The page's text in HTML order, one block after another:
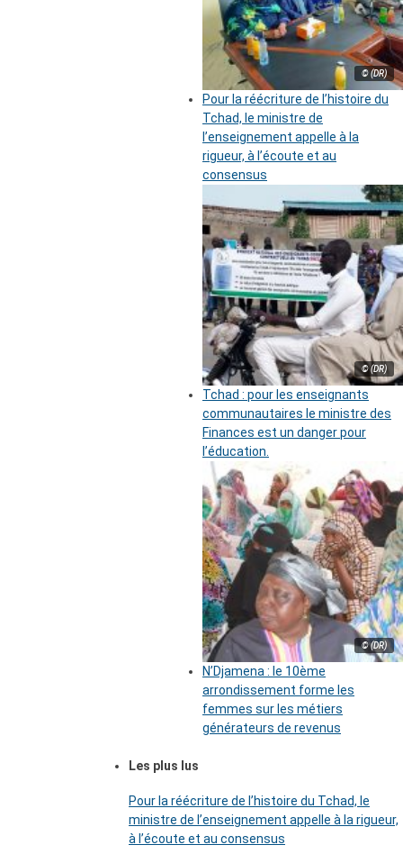
© (DR)
Pour la réécriture de l’histoire du
Tchad, le ministre de
l’enseignement appelle à la
rigueur, à l’écoute et au
consensus
© (DR)
Tchad : pour les enseignants
communautaires le ministre des
Finances est un danger pour
l’éducation.
© (DR)
N’Djamena : le 10ème
arrondissement forme les
femmes sur les métiers
générateurs de revenus
Les plus lus
Pour la réécriture de l’histoire du Tchad, le
ministre de l’enseignement appelle à la rigueur,
à l’écoute et au consensus